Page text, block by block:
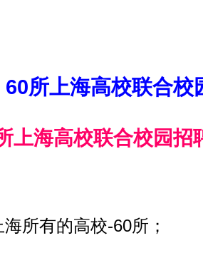
所上海高校联合校
上海高校联合校园招
海所有的高校-60所；